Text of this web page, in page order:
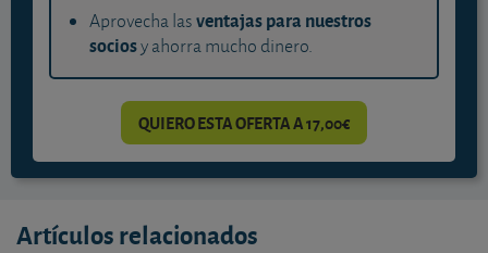
Aprovecha lasventajas para nuestros
sociosy ahorra mucho dinero.
QUIERO ESTA OFERTA A 17,00€
Artículos relacionados